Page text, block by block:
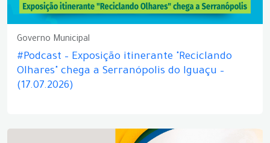
Governo Municipal
#Podcast – Exposição itinerante "Reciclando
Olhares" chega a Serranópolis do Iguaçu –
(17.07.2026)